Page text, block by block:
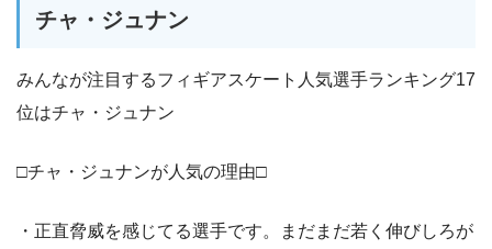
チャ・ジュナン
みんなが注目するフィギアスケート人気選手ランキング17
位はチャ・ジュナン
□チャ・ジュナンが人気の理由□
・正直脅威を感じてる選手です。まだまだ若く伸びしろが